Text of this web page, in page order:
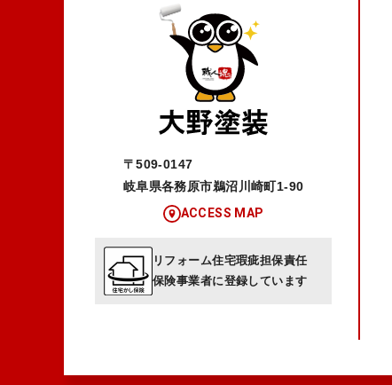
〒509-0147
岐阜県各務原市鵜沼川崎町1-90
ACCESS MAP
リフォーム住宅瑕疵担保責任
保険事業者に登録しています